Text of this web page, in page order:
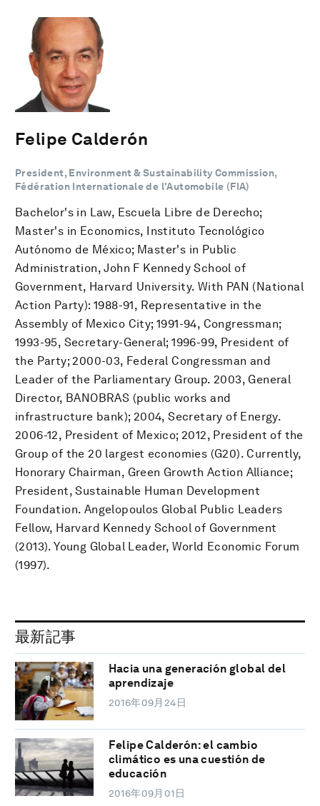
Felipe Calderón
President, Environment & Sustainability Commission,
Fédération Internationale de l'Automobile (FIA)
Bachelor's in Law, Escuela Libre de Derecho;
Master's in Economics, Instituto Tecnológico
Autónomo de México; Master's in Public
Administration, John F Kennedy School of
Government, Harvard University. With PAN (National
Action Party): 1988-91, Representative in the
Assembly of Mexico City; 1991-94, Congressman;
1993-95, Secretary-General; 1996-99, President of
the Party; 2000-03, Federal Congressman and
Leader of the Parliamentary Group. 2003, General
Director, BANOBRAS (public works and
infrastructure bank); 2004, Secretary of Energy.
2006-12, President of Mexico; 2012, President of the
Group of the 20 largest economies (G20). Currently,
Honorary Chairman, Green Growth Action Alliance;
President, Sustainable Human Development
Foundation. Angelopoulos Global Public Leaders
Fellow, Harvard Kennedy School of Government
(2013). Young Global Leader, World Economic Forum
(1997).
最新記事
Hacia una generación global del
aprendizaje
2016年09月24日
Felipe Calderón: el cambio
climático es una cuestión de
educación
2016年09月01日